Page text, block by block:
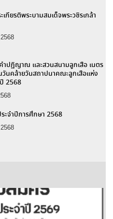
กียรติพระบามสมเด็จพระวชิรเกล้า
ปฏิญาณ และสวนสนามลูกเสือ เนตร
วันคล้ายวันสถาปนาคณะลูกเสือแห่ง
2568
ะจำปีการศึกษา 2568